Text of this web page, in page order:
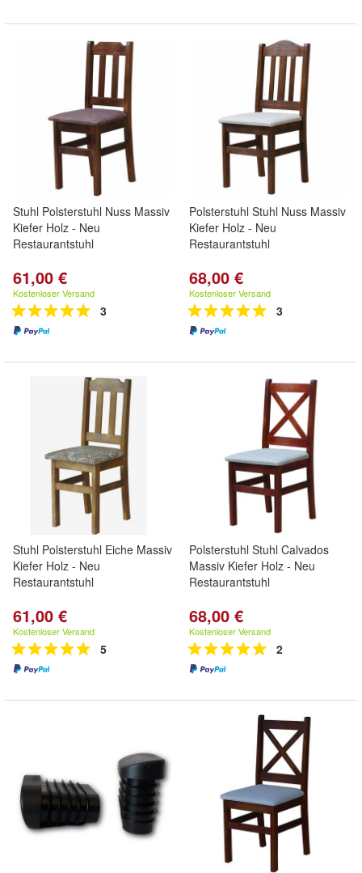
Stuhl Polsterstuhl Nuss Massiv
Kiefer Holz - Neu
Restaurantstuhl
61,00 €
Kostenloser Versand
3
Polsterstuhl Stuhl Nuss Massiv
Kiefer Holz - Neu
Restaurantstuhl
68,00 €
Kostenloser Versand
3
Stuhl Polsterstuhl Eiche Massiv
Kiefer Holz - Neu
Restaurantstuhl
61,00 €
Kostenloser Versand
5
Polsterstuhl Stuhl Calvados
Massiv Kiefer Holz - Neu
Restaurantstuhl
68,00 €
Kostenloser Versand
2